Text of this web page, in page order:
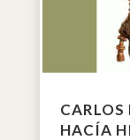
CARLOS
HACÍA